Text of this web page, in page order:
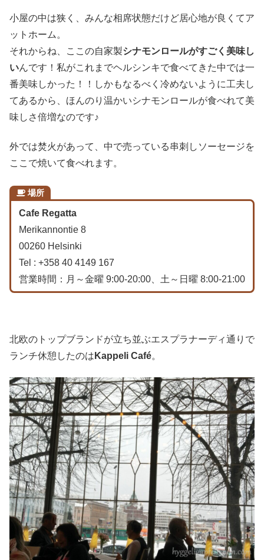
小屋の中は狭く、みんな相席状態だけど居心地が良くてア
ットホーム。
それからね、ここの自家製シナモンロールがすごく美味し
いんです！私がこれまでヘルシンキで食べてきた中では一
番美味しかった！！しかもなるべく冷めないように工夫し
てあるから、ほんのり温かいシナモンロールが食べれて美
味しさ倍増なのです♪
外では焚火があって、中で売っている串刺しソーセージを
ここで焼いて食べれます。
場所
Cafe Regatta
Merikannontie 8
00260 Helsinki
Tel : +358 40 4149 167
営業時間：月～金曜 9:00-20:00、土～日曜 8:00-21:00
北欧のトップブランドが立ち並ぶエスプラナーディ通りで
ランチ休憩したのは Kappeli Café。